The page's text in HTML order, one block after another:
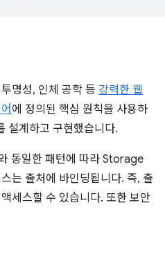
명성, 인체 공학 등 강력한 웹
에 정의된 핵심 원칙을 사용하
설계하고 구현했습니다.
동일한 패턴에 따라 Storage
는 출처에 바인딩됩니다. 즉, 출
세스할 수 있습니다. 또한 보안